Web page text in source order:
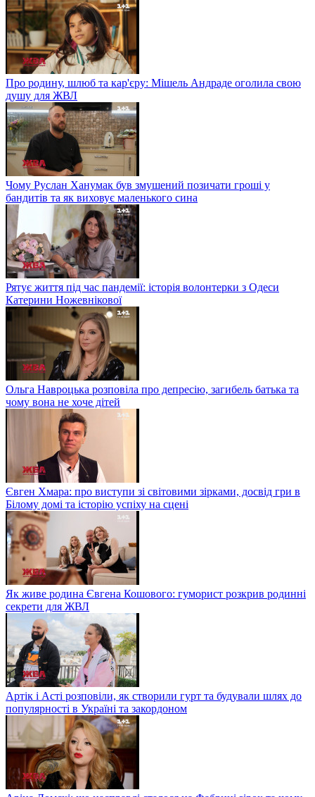
Про родину, шлюб та кар'єру: Мішель Андраде оголила свою
душу для ЖВЛ
Чому Руслан Ханумак був змушений позичати гроші у
бандитів та як виховує маленького сина
Рятує життя під час пандемії: історія волонтерки з Одеси
Катерини Ножевнікової
Ольга Навроцька розповіла про депресію, загибель батька та
чому вона не хоче дітей
Євген Хмара: про виступи зі світовими зірками, досвід гри в
Білому домі та історію успіху на сцені
Як живе родина Євгена Кошового: гуморист розкрив родинні
секрети для ЖВЛ
Артік і Асті розповіли, як створили гурт та будували шлях до
популярності в Україні та закордоном